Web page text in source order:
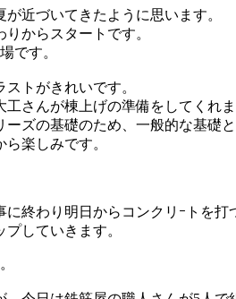
近づいてきたように思います。
からスタートです。
です。
トがきれいです。
さんが棟上げの準備をしてくれま
ズの基礎のため、一般的な基礎
楽しみです。
終わり明日からコンクリｰトを打
していきます。